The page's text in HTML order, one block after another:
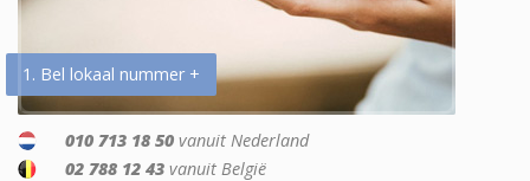
1. Bel lokaal nummer +
010 713 18 50 vanuit Nederland
02 788 12 43 vanuit België